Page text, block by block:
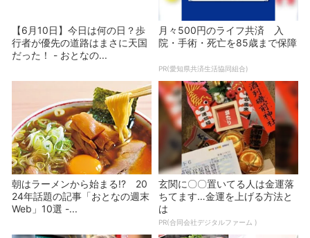
【6月10日】今日は何の日？歩
行者が優先の道路はまさに天国
だった！ - おとなの...
月々500円のライフ共済 入
院・手術・死亡を85歳まで保障
PR(愛知県共済生活協同組合)
朝はラーメンから始まる!? 20
24年話題の記事「おとなの週末
Web」10選 -...
玄関に〇〇置いてる人は金運落
ちてます…金運を上げる方法と
は
PR(合同会社デジタルファーム )